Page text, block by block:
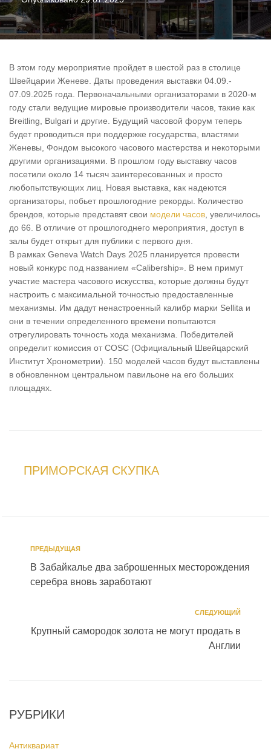
В этом году мероприятие пройдет в шестой раз в столице
Швейцарии Женеве. Даты проведения выставки 04.09.-
07.09.2025 года. Первоначальными организаторами в 2020-м
году стали ведущие мировые производители часов, такие как
Breitling, Bulgari и другие. Будущий часовой форум теперь
будет проводиться при поддержке государства, властями
Женевы, Фондом высокого часового мастерства и некоторыми
другими организациями. В прошлом году выставку часов
посетили около 14 тысяч заинтересованных и просто
любопытствующих лиц. Новая выставка, как надеются
организаторы, побьет прошлогодние рекорды. Количество
брендов, которые представят свои модели часов , увеличилось
до 66. В отличие от прошлогоднего мероприятия, доступ в
залы будет открыт для публики с первого дня.
В рамках Geneva Watch Days 2025 планируется провести
новый конкурс под названием «Calibership». В нем примут
участие мастера часового искусства, которые должны будут
настроить с максимальной точностью предоставленные
механизмы. Им дадут ненастроенный калибр марки Sellita и
они в течении определенного времени попытаются
отрегулировать точность хода механизма. Победителей
определит комиссия от COSC (Официальный Швейцарский
Институт Хронометрии). 150 моделей часов будут выставлены
в обновленном центральном павильоне на его больших
площадях.
ПРИМОРСКАЯ СКУПКА
ПРЕДЫДУЩАЯ
В Забайкалье два заброшенных месторождения
серебра вновь заработают
СЛЕДУЮЩИЙ
Крупный самородок золота не могут продать в
Англии
РУБРИКИ
Антиквариат